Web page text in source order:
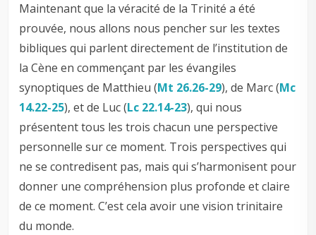
Maintenant que la véracité de la Trinité a été
prouvée, nous allons nous pencher sur les textes
bibliques qui parlent directement de l’institution de
la Cène en commençant par les évangiles
synoptiques de Matthieu (Mt 26.26-29), de Marc (Mc
14.22-25), et de Luc (Lc 22.14-23), qui nous
présentent tous les trois chacun une perspective
personnelle sur ce moment. Trois perspectives qui
ne se contredisent pas, mais qui s’harmonisent pour
donner une compréhension plus profonde et claire
de ce moment. C’est cela avoir une vision trinitaire
du monde.